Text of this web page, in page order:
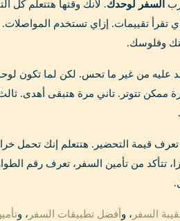
السفر لوحدك. لأنك وقتها هتتعلم كل
تقرأ تقييمات. إزاي تستخدم
وفلوسك.
عليه من غير ما تحس. لكن لما تكون
ممكن تتوتر. تاني مرة هتبقى أهدى.
تتأكد من تأمين السفر، تعرف رقم
السفر ، و أفضل تطبيقات السفر ، و